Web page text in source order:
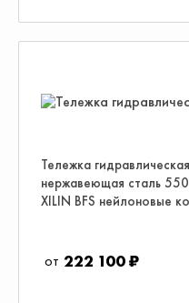
Тележка
нержавеющая сталь
XILIN BFS нейлоновые
222 100 ₽